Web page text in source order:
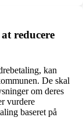
reducere
kan
De skal
om deres
vurdere
baseret på